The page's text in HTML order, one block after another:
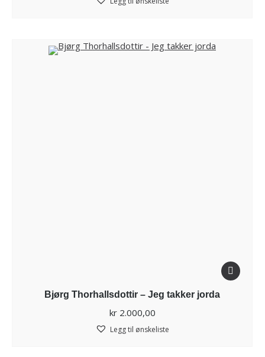
Bjørg Thorhallsdottir – Jeg takker jorda
kr2.000,00
Legg til ønskeliste